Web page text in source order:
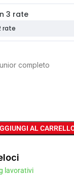
completo
AL
lavorativi